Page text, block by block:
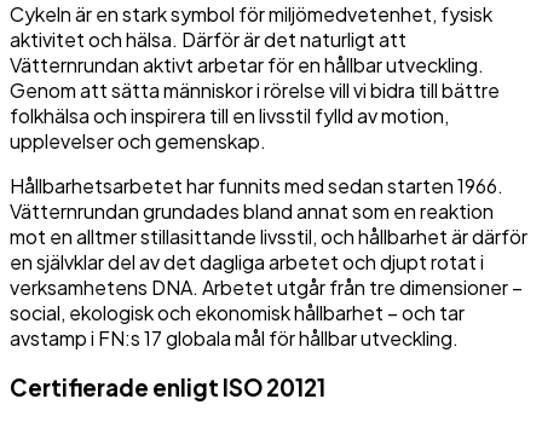
Cykeln är en stark symbol för miljömedvetenhet, fysisk
aktivitet och hälsa. Därför är det naturligt att
Vätternrundan aktivt arbetar för en hållbar utveckling.
Genom att sätta människor i rörelse vill vi bidra till bättre
folkhälsa och inspirera till en livsstil fylld av motion,
upplevelser och gemenskap.
Hållbarhetsarbetet har funnits med sedan starten 1966.
Vätternrundan grundades bland annat som en reaktion
mot en alltmer stillasittande livsstil, och hållbarhet är därför
en självklar del av det dagliga arbetet och djupt rotat i
verksamhetens DNA. Arbetet utgår från tre dimensioner –
social, ekologisk och ekonomisk hållbarhet – och tar
avstamp i FN:s 17 globala mål för hållbar utveckling.
Certifierade enligt ISO 20121